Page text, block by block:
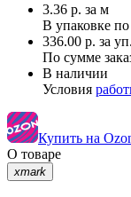
3.36 р. за м
В упаковке по
336.00 р. за уп.
По сумме
В наличии
Условия
Купить на
О товаре
xmark